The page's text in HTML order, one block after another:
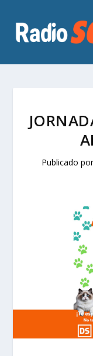
Publicado